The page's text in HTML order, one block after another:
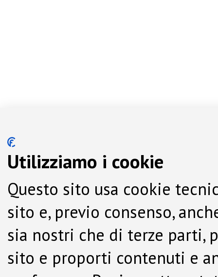
Utilizziamo i cookie
Questo sito usa cookie
sito e, previo consenso,
sia nostri che di terze parti,
sito e proporti contenuti e